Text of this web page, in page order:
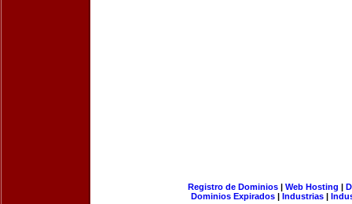
Registro de Dominios| Web Hosting |
Dominios Expirados | Industrias |